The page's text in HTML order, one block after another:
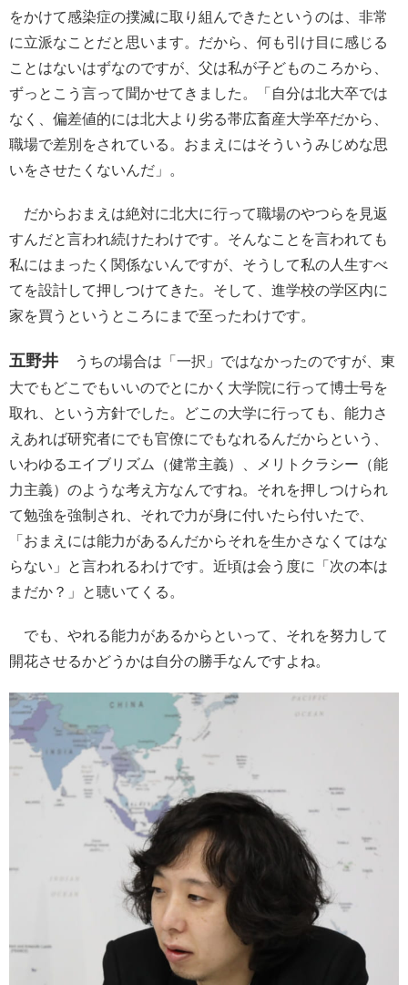
をかけて感染症の撲滅に取り組んできたというのは、非常
に立派なことだと思います。だから、何も引け目に感じる
ことはないはずなのですが、父は私が子どものころから、
ずっとこう言って聞かせてきました。「自分は北大卒では
なく、偏差値的には北大より劣る帯広畜産大学卒だから、
職場で差別をされている。おまえにはそういうみじめな思
いをさせたくないんだ」。
だからおまえは絶対に北大に行って職場のやつらを見返
すんだと言われ続けたわけです。そんなことを言われても
私にはまったく関係ないんですが、そうして私の人生すべ
てを設計して押しつけてきた。そして、進学校の学区内に
家を買うというところにまで至ったわけです。
五野井
うちの場合は「一択」ではなかったのですが、東
大でもどこでもいいのでとにかく大学院に行って博士号を
取れ、という方針でした。どこの大学に行っても、能力さ
えあれば研究者にでも官僚にでもなれるんだからという、
いわゆるエイブリズム（健常主義）、メリトクラシー（能
力主義）のような考え方なんですね。それを押しつけられ
て勉強を強制され、それで力が身に付いたら付いたで、
「おまえには能力があるんだからそれを生かさなくてはな
らない」と言われるわけです。近頃は会う度に「次の本は
まだか？」と聴いてくる。
でも、やれる能力があるからといって、それを努力して
開花させるかどうかは自分の勝手なんですよね。